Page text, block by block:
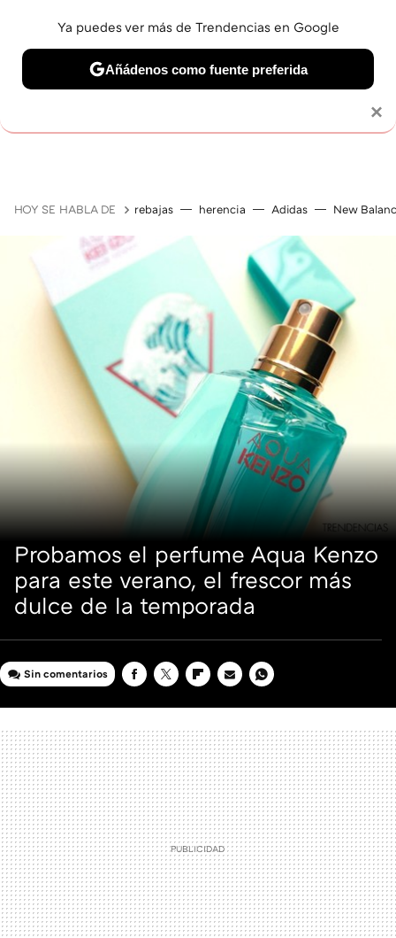
HOY SE HABLA DE rebajas herencia Adidas New
Probamos el perfume Aqua Kenzo
para este verano, el frescor más
dulce de la temporada
Sin comentarios
×
Ya puedes ver más de Trendencias en Google
Añádenos como fuente preferida